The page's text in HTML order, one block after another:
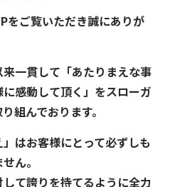
をご覧いただき誠にありが
一貫して「あたりまえな事
感動して頂く」をスローガ
組んでおります。
はお客様にとって必ずしも
ん。
て誇りを持てるように全力